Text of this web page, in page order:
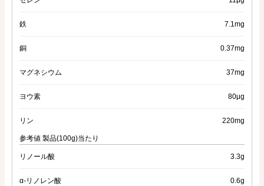
鉄 7.1mg
銅 0.37mg
マグネシウム 37mg
ヨウ素 80μg
リン 220mg
参考値 製品(100g)当たり
リノール酸 3.3g
α-リノレン酸 0.6g